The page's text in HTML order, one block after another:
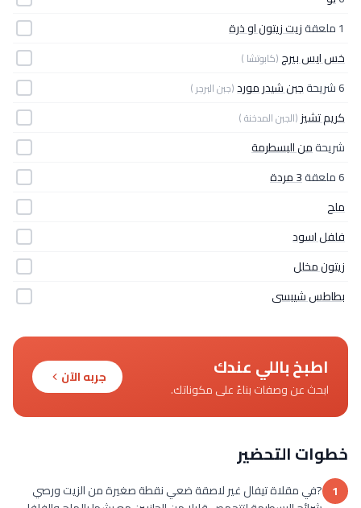
1 ملعقة
زيت زيتون او ذرة
خس ايس بيرج(كابوتشا )
6 شريحة جبن شيدر مورد(جبن البرجر )
كريم تشيز(الجبن المدخنة )
شريحةمن البسطرمة
6 ملعقة
3 مردة
ملح
فلفل اسود
زيتون مخلل
بطاطس شيبسى
اطبخ باللي عندك
ابحث عن وصفات بناءً على مكوناتك.
جربه الآن
خطوات التحضير
1 ?في مقلاة تيفال غير لاصقة ضعي نقطة صغيرة من الزيت ورصي